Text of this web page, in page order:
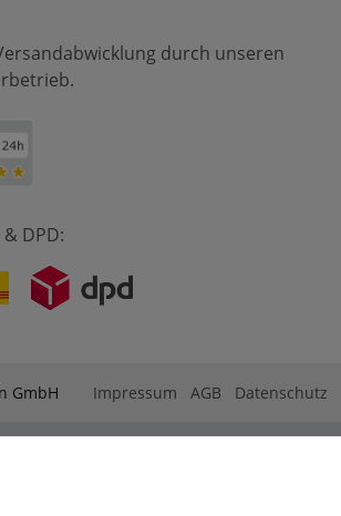
durch unseren
DPD:
GmbH Impressum AGB Datenschutz